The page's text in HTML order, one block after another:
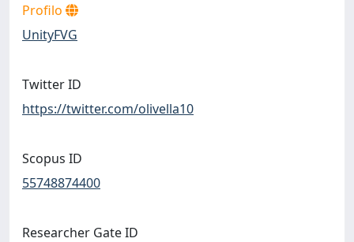
Profilo
UnityFVG
Twitter ID
https://twitter.com/olivella10
Scopus ID
55748874400
Researcher Gate ID